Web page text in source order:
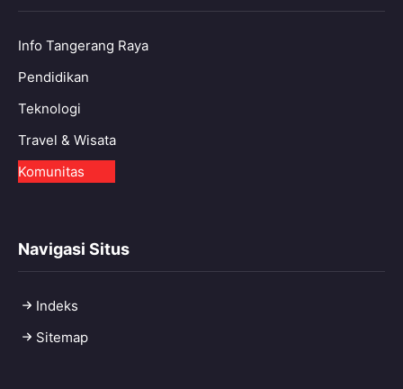
Info Tangerang Raya
Pendidikan
Teknologi
Travel & Wisata
Komunitas
Navigasi Situs
Indeks
Sitemap